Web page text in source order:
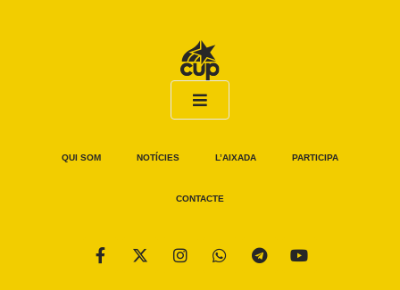
QUI SOM NOTÍCIES L’AIXADA PARTICIPA
CONTACTE